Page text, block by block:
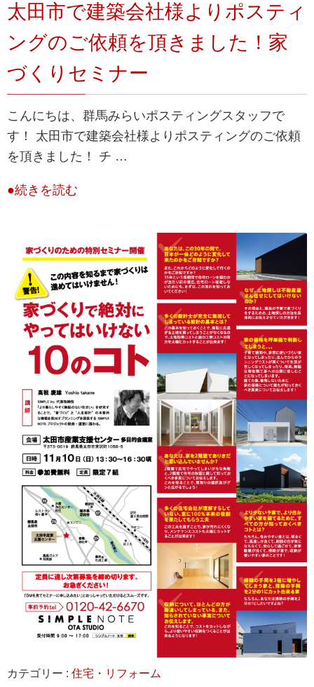
太田市で建築会社様よりポスティ
ングのご依頼を頂きました！家
づくりセミナー
こんにちは、群馬みらいポスティングスタッフで
す！ 太田市で建築会社様よりポスティングのご依頼
を頂きました！ チ …
●続きを読む
カテゴリー : 住宅・リフォーム